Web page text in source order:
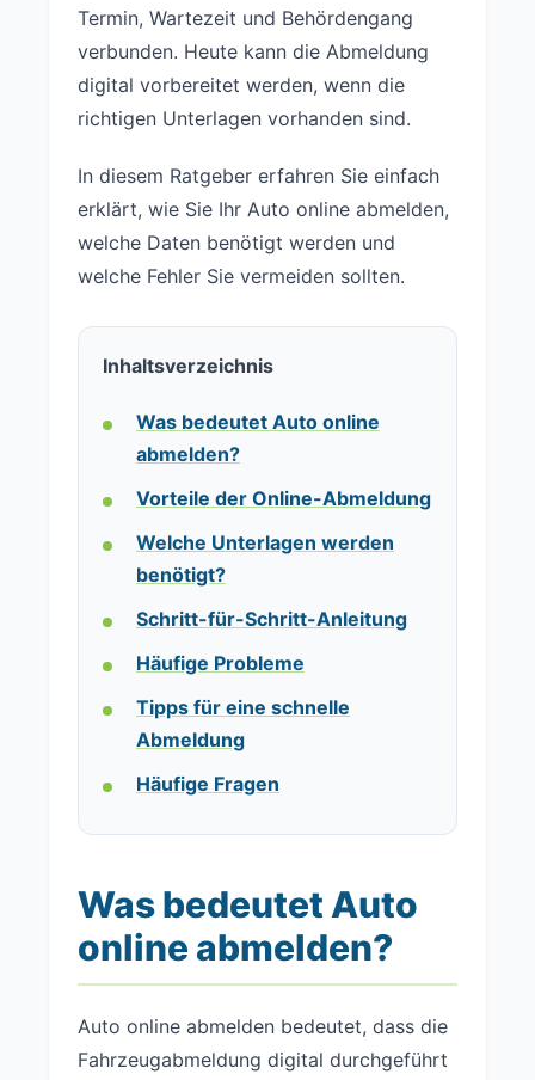
Termin, Wartezeit und Behördengang
verbunden. Heute kann die Abmeldung
digital vorbereitet werden, wenn die
richtigen Unterlagen vorhanden sind.
In diesem Ratgeber erfahren Sie einfach
erklärt, wie Sie Ihr Auto online abmelden,
welche Daten benötigt werden und
welche Fehler Sie vermeiden sollten.
Inhaltsverzeichnis
Was bedeutet Auto online
abmelden?
Vorteile der Online-Abmeldung
Welche Unterlagen werden
benötigt?
Schritt-für-Schritt-Anleitung
Häufige Probleme
Tipps für eine schnelle
Abmeldung
Häufige Fragen
Was bedeutet Auto
online abmelden?
Auto online abmelden bedeutet, dass die
Fahrzeugabmeldung digital durchgeführt